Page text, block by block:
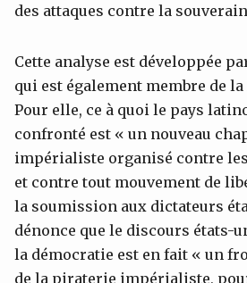
des attaques contre la
Cette analyse est développée
qui est également membre de
Pour elle, ce à quoi le pays
confronté est « un nouveau
impérialiste organisé contre
et contre tout mouvement de
la soumission aux dictateurs
dénonce que le discours états-
la démocratie est en fait « un
de la piraterie impérialiste,